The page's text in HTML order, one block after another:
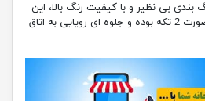
بندی بی نظیر و با کیفیت رنگ بالا، این
پرده از جنس کتان هازان به صورت 2 تکه بوده و جلوه ای رویایی به اتاق